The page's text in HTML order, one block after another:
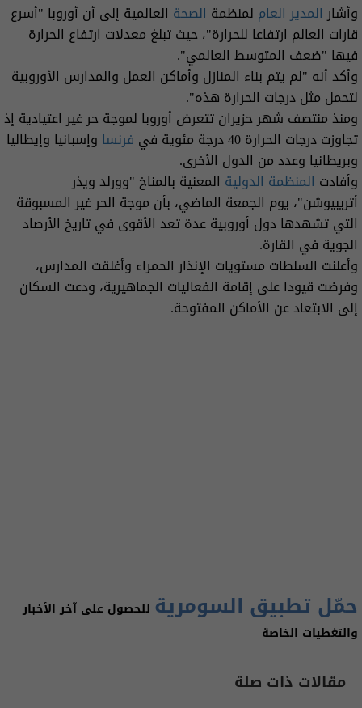
وأشارالمدير العام لمنظمة الصحة العالمية إلى أن أوروبا "أسرع
قارات العالم ارتفاعا للحرارة"، حيث تبلغ معدلات ارتفاع الحرارة
فيها "ضعف المتوسط العالمي".
وأكد أنه "لم يتم بناء المنازل وأماكن العمل والمدارس الأوروبية
لتحمل مثل درجات الحرارة هذه".
ومنذ منتصف شهر حزيران تتعرض أوروبا لموجة حر غير اعتيادية إذ
تجاوزت درجات الحرارة 40 درجة مئوية في
فرنسا وإسبانيا وإيطاليا
وبريطانيا وعدد من الدول الأخرى.
وأفادت المنظمة الدولية المعنية بالمناخ "وورلد ويذر
أتريبيوشن"، يوم الجمعة الماضي، بأن موجة الحر غير المسبوقة
التي تشهدها دول أوروبية عدة تعد الأقوى في تاريخ الأرصاد
الجوية في القارة.
وأعلنت السلطات مستويات الإنذار الحمراء وأغلقت المدارس،
وفرضت قيودا على إقامة الفعاليات الجماهيرية، ودعت السكان
إلى الابتعاد عن الأماكن المفتوحة.
حمّل تطبيق السومرية للحصول على آخر الأخبار
والتغطيات الخاصة
مقالات ذات صلة